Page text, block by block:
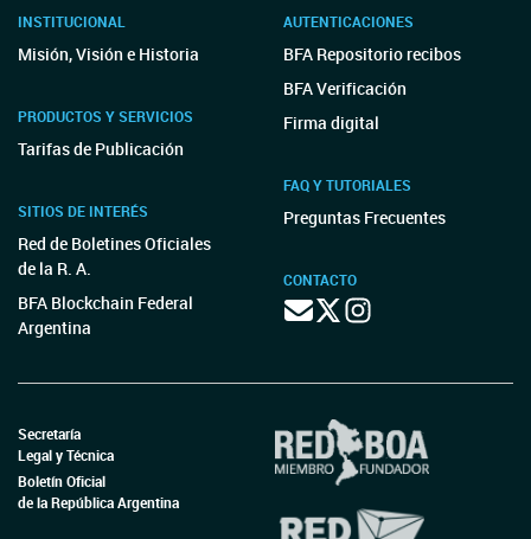
INSTITUCIONAL
Misión, Visión e Historia
PRODUCTOS Y SERVICIOS
Tarifas de Publicación
SITIOS DE INTERÉS
Red de Boletines Oficiales
de la R. A.
BFA Blockchain Federal
Argentina
AUTENTICACIONES
BFA Repositorio recibos
BFA Verificación
Firma digital
FAQ Y TUTORIALES
Preguntas Frecuentes
CONTACTO
Secretaría
Legal y Técnica
Boletín Oficial
de la República Argentina